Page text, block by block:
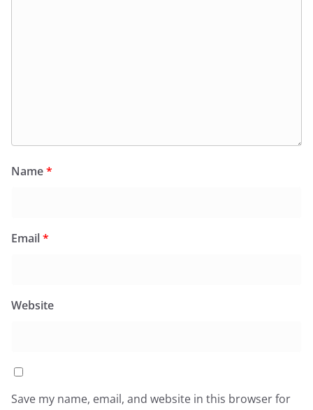
Name*
Email*
Website
Save my name, email, and website in this browser for